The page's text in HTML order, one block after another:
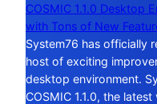
COSMIC 1.1.0 Desktop
with Tons of New
System76 has officially
host of exciting
desktop environment.
COSMIC 1.1.0, the